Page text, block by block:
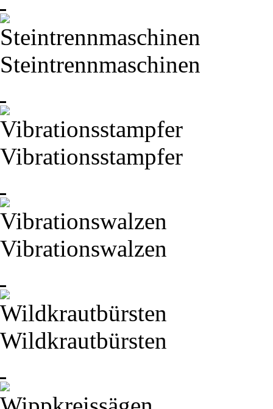
Steintrennmaschinen
Vibrationsstampfer
Vibrationswalzen
Wildkrautbürsten